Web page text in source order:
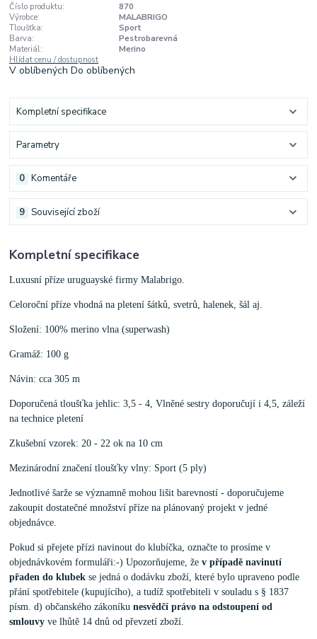
Číslo produktu:
870
Výrobce:
MALABRIGO
Tloušťka:
Sport
Barva:
Pestrobarevná
Materiál:
Merino
Hlídat cenu / dostupnost
V oblíbenýchDo oblíbených
Kompletní specifikace
Parametry
Komentáře
0
Související zboží
9
Kompletní specifikace
Luxusní příze uruguayské firmy Malabrigo.
Celoroční příze vhodná na pletení šátků, svetrů, halenek, šál aj.
Složení: 100% merino vlna (superwash)
Gramáž: 100 g
Návin: cca 305 m
Doporučená tloušťka jehlic: 3,5 - 4, Vlněné sestry doporučují i 4,5, záleží
na technice pletení
Zkušební vzorek: 20 - 22 ok na 10 cm
Mezinárodní značení tloušťky vlny: Sport (5 ply)
Jednotlivé šarže se významně mohou lišit barevností - doporučujeme
zakoupit dostatečné množství příze na plánovaný projekt v jedné
objednávce.
Pokud si přejete přízi navinout do klubíčka, označte to prosíme v
objednávkovém formuláři:-) Upozorňujeme, žev případě navinutí
přaden do klubek se jedná o dodávku zboží, které bylo upraveno podle
přání spotřebitele (kupujícího), a tudíž spotřebiteli v souladu s § 1837
písm. d) občanského zákoníkunesvědčí právo na odstoupení od
smlouvy ve lhůtě 14 dnů od převzetí zboží.